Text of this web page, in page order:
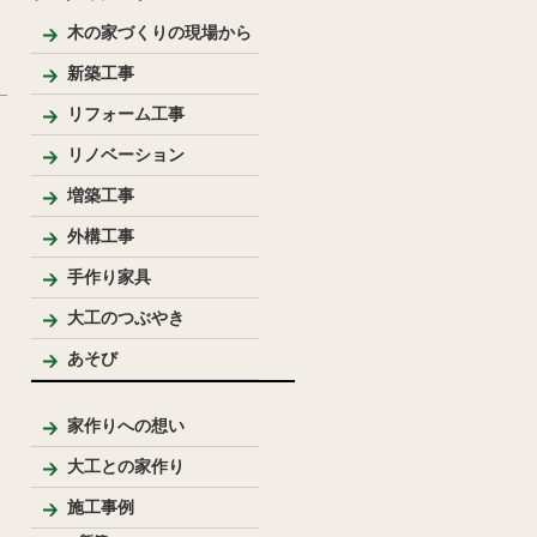
木の家づくりの現場から
新築工事
和風住宅
リフォーム工事
リノベーション
増築工事
外構工事
手作り家具
大工のつぶやき
あそび
家作りへの想い
大工との家作り
家づくりの流れとポイント
プレゼンテーション
大工のこだわり
施工事例